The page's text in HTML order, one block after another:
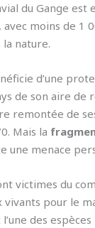
du Gange est
, avec moins de 1
nature.
d’une
de son aire de
remontée de
Mais la
une menace
victimes du
vivants pour le
des espèces